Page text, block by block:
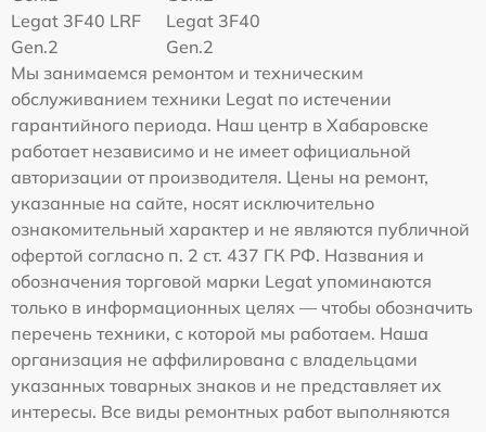
Legat 3F40 LRF
Gen.2
Legat 3F40
Gen.2
Мы занимаемся ремонтом и техническим
обслуживанием техники Legat по истечении
гарантийного периода. Наш центр в Хабаровске
работает независимо и не имеет официальной
авторизации от производителя. Цены на ремонт,
указанные на сайте, носят исключительно
ознакомительный характер и не являются публичной
офертой согласно п. 2 ст. 437 ГК РФ. Названия и
обозначения торговой марки Legat упоминаются
только в информационных целях — чтобы обозначить
перечень техники, с которой мы работаем. Наша
организация не аффилирована с владельцами
указанных товарных знаков и не представляет их
интересы. Все виды ремонтных работ выполняются